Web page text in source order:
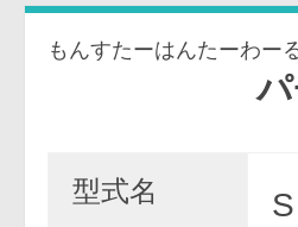
もんすたーはんたーわー
パチスロ
型式名